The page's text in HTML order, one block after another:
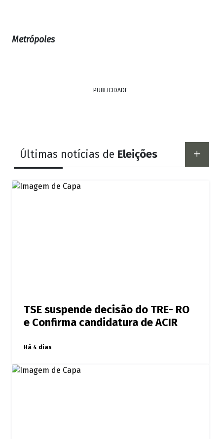
Metrópoles
PUBLICIDADE
Últimas notícias de Eleições
TSE suspende decisão do TRE- RO
e Confirma candidatura de ACIR
Há 4 dias